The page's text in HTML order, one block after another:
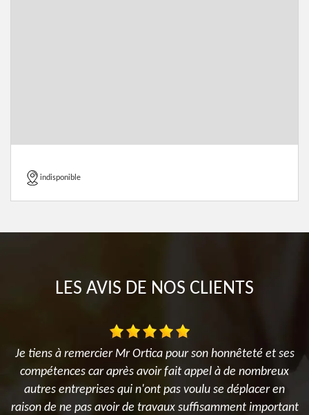
indisponible
LES AVIS DE NOS CLIENTS
Je tiens à remercier Mr Ortica pour son honnêteté et ses
compétences car après avoir fait appel à de nombreux
autres entreprises qui n'ont pas voulu se déplacer en
raison de ne pas avoir de travaux suffisamment important